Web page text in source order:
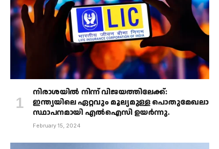
നിരാശയിൽ നിന്ന് വിജയത്തിലേക്ക്:
ഇന്ത്യയിലെ ഏറ്റവും മൂല്യമുള്ള പൊതുമേഖലാ
സ്ഥാപനമായി എൽഐസി ഉയർന്നു.
February 15, 2024